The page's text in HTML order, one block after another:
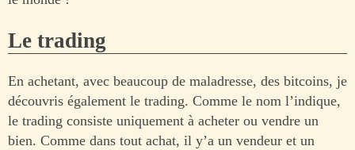
Le trading
En achetant, avec beaucoup de maladresse, des bitcoins, je
découvris également le trading. Comme le nom l’indique,
le trading consiste uniquement à acheter ou vendre un
bien. Comme dans tout achat, il y’a un vendeur et un